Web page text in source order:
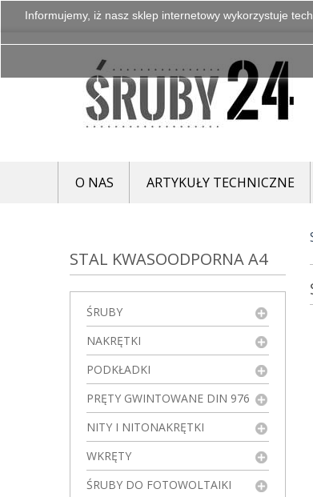
O NAS ARTYKUŁY TECHNICZNE
STAL KWASOODPORNA A4
ŚRUBY
NAKRĘTKI
PODKŁADKI
PRĘTY GWINTOWANE DIN 976
NITY I NITONAKRĘTKI
WKRĘTY
ŚRUBY DO FOTOWOLTAIKI
Informujemy, iż nasz sklep internetowy wykorzystuje